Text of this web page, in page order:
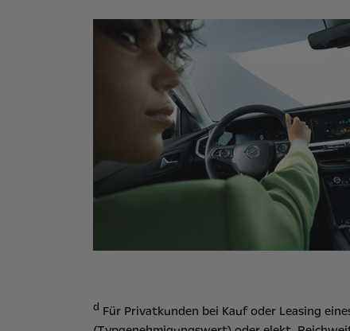
d Für Privatkunden bei Kauf oder Leasing